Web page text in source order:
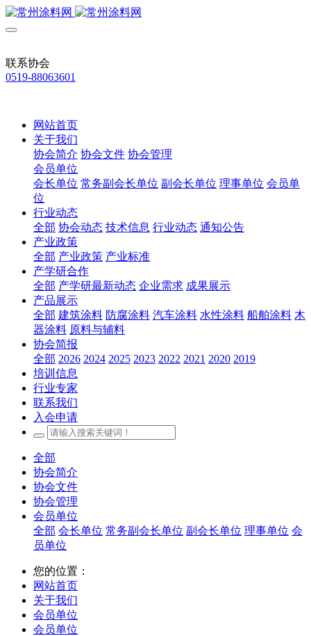
联系协会
0519-88063601
网站首页
关于我们
协会简介 协会文件 协会管理
会员单位
会长单位 常务副会长单位 副会长单位 理事单位 会员单
位
行业动态
全部 协会动态 技术信息 行业动态 通知公告
产业政策
全部 产业政策 产业标准
产学研合作
全部 产学研最新动态 企业需求 成果展示
产品展示
全部 建筑涂料 防腐涂料 汽车涂料 水性涂料 船舶涂料 木
器涂料 原料与辅料
协会简报
全部 2026 2024 2025 2023 2022 2021 2020 2019
培训信息
行业专家
联系我们
入会申请
全部
协会简介
协会文件
协会管理
会员单位
全部 会长单位 常务副会长单位 副会长单位 理事单位 会
员单位
您的位置：
网站首页
关于我们
会员单位
会员单位